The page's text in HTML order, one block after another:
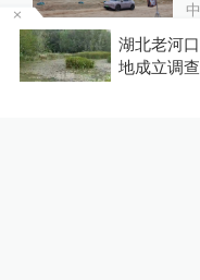
湖北老河
地成立调